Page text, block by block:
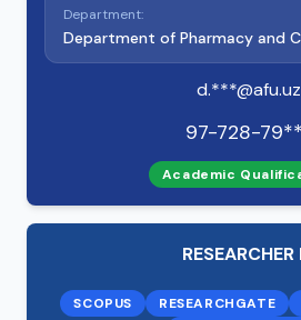
Department:
Department of Pharmacy and
d.***@afu.uz
97-728-
Academic
RESEARCHER
SCOPUS RESEARCHGATE